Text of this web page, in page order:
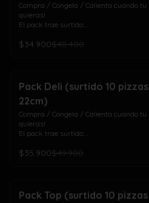
Compra / Congela / Calienta cuando tu
quieras!
El pack trae surtido:
3 Napolitana (jamón, tomate orégano)
$34.900$48.400
Pack Deli (surtido 10 pizzas
22cm)
Compra / Congela / Calienta cuando tu
quieras!
El pack trae surtido:
y pimentón)
maduro, cheddar y azul)
$35.900$49.900
Pack Top (surtido 10 pizzas